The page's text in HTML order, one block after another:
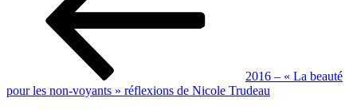
2016 – « La beauté
pour les non-voyants » réflexions de Nicole Trudeau